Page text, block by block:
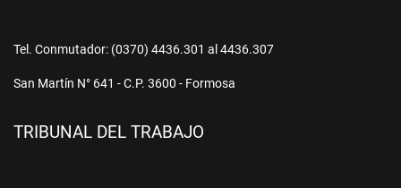
Tel. Conmutador: (0370) 4436.301 al 4436.307
San Martín N° 641 - C.P. 3600 - Formosa
TRIBUNAL DEL TRABAJO